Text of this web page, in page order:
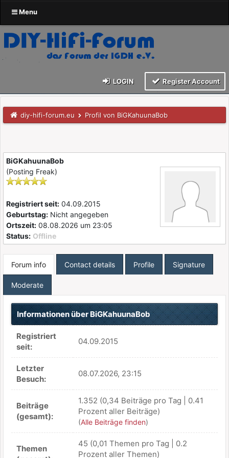
Menu
LOGIN Register Account
diy-hifi-forum.eu Profil von BiGKahuunaBob
BiGKahuunaBob
(Posting Freak)
Registriert seit: 04.09.2015
Geburtstag: Nicht angegeben
Ortszeit: 08.08.2026 um 23:05
Status: Offline
Forum info Contact details Profile Signature
Moderate
Informationen über BiGKahuunaBob
Registriert
seit:
04.09.2015
Letzter
Besuch:
08.07.2026, 23:15
Beiträge
(gesamt):
1.352 (0,34 Beiträge pro Tag | 0.41
Prozent aller Beiträge)
(Alle Beiträge finden)
Themen
45 (0,01 Themen pro Tag | 0.2
Prozent aller Themen)